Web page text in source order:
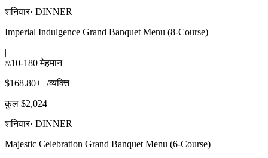
शनिवार· DINNER
Imperial Indulgence Grand Banquet Menu (8-Course)
|
10-180 मेहमान
$168.80++/व्यक्ति
कुल $2,024
शनिवार· DINNER
Majestic Celebration Grand Banquet Menu (6-Course)